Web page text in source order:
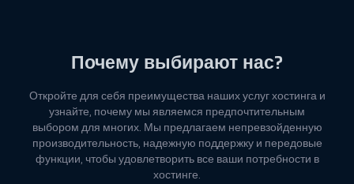
Почему выбирают нас?
Откройте для себя преимущества наших услуг хостинга и
узнайте, почему мы являемся предпочтительным
выбором для многих. Мы предлагаем непревзойденную
производительность, надежную поддержку и передовые
функции, чтобы удовлетворить все ваши потребности в
хостинге.